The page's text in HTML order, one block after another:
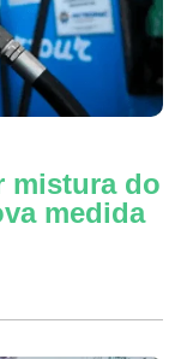
mistura do
medida